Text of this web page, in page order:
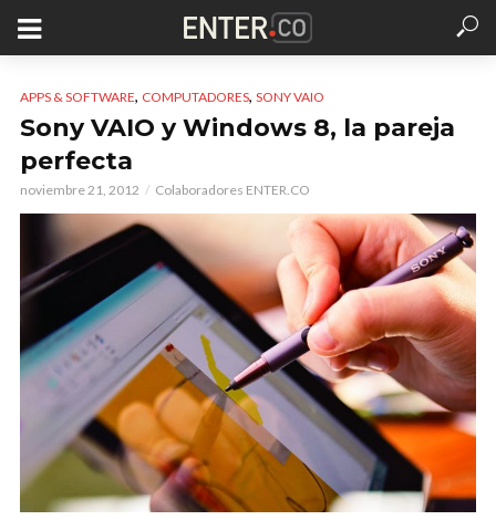
APPS & SOFTWARE, COMPUTADORES, SONY VAIO
Sony VAIO y Windows 8, la pareja
perfecta
noviembre 21, 2012 Colaboradores ENTER.CO